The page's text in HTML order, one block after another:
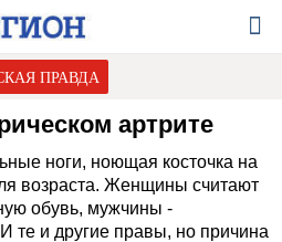
ПРАВДА
артрите
ноги, ноющая косточка на
возраста. Женщины считают
обувь, мужчины -
те и другие правы, но причина